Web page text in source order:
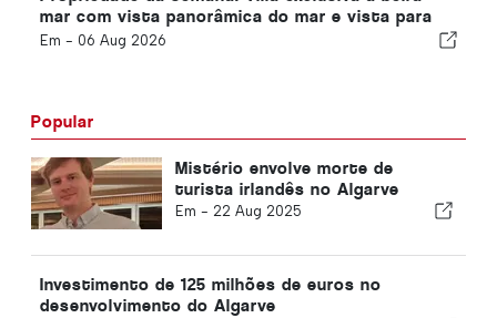
mar com vista panorâmica do mar e vista para
as montanhas da Arrábida
Em - 06 Aug 2026
Popular
Mistério envolve morte de
turista irlandês no Algarve
Em - 22 Aug 2025
Investimento de 125 milhões de euros no
desenvolvimento do Algarve